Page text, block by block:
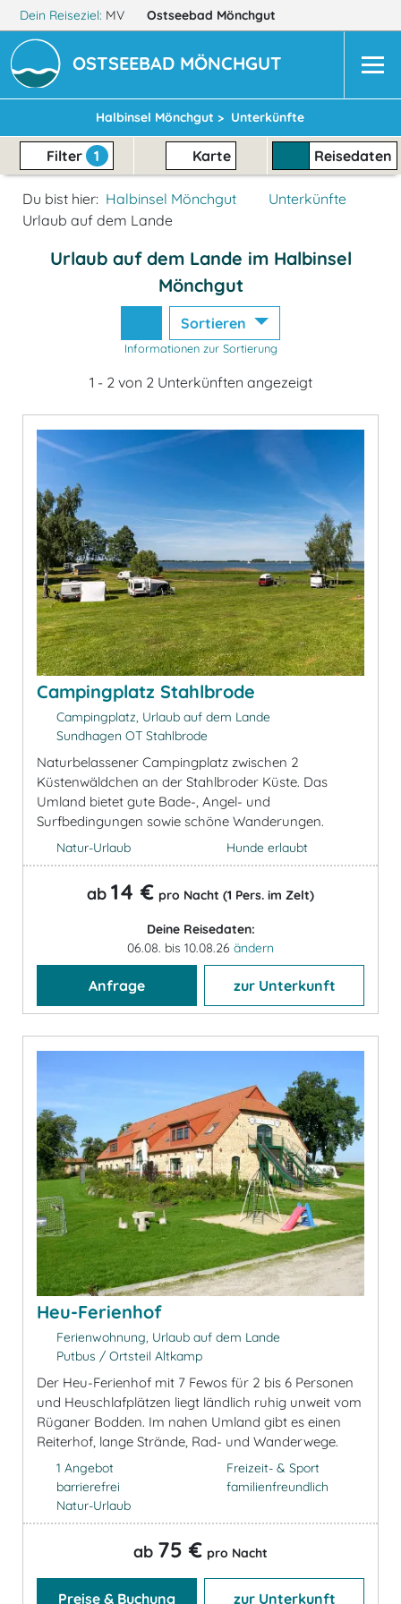
Dein Reiseziel: MV Ostseebad Mönchgut
OSTSEEBAD MÖNCHGUT
Halbinsel Mönchgut > Unterkünfte
Filter 1 Karte Reisedaten
Du bist hier: Halbinsel Mönchgut
Unterkünfte
Urlaub auf dem Lande
Urlaub auf dem Lande im Halbinsel
Mönchgut
Sortieren
Informationen zur Sortierung
1 - 2 von 2 Unterkünften angezeigt
Campingplatz Stahlbrode
Campingplatz, Urlaub auf dem Lande
Sundhagen OT Stahlbrode
Naturbelassener Campingplatz zwischen 2
Küstenwäldchen an der Stahlbroder Küste. Das
Umland bietet gute Bade-, Angel- und
Surfbedingungen sowie schöne Wanderungen.
Natur-Urlaub Hunde erlaubt
ab 14 € pro Nacht (1 Pers. im Zelt)
Deine Reisedaten:
06.08. bis 10.08.26 ändern
Anfrage zur Unterkunft
Heu-Ferienhof
Ferienwohnung, Urlaub auf dem Lande
Putbus / Ortsteil Altkamp
Der Heu-Ferienhof mit 7 Fewos für 2 bis 6 Personen
und Heuschlafplätzen liegt ländlich ruhig unweit vom
Rüganer Bodden. Im nahen Umland gibt es einen
Reiterhof, lange Strände, Rad- und Wanderwege.
1 Angebot
barrierefrei
Natur-Urlaub
Freizeit- & Sport
familienfreundlich
ab 75 € pro Nacht
Preise & Buchung zur Unterkunft